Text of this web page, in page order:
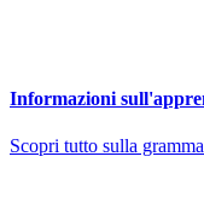
Informazioni
Scopri tutto sulla